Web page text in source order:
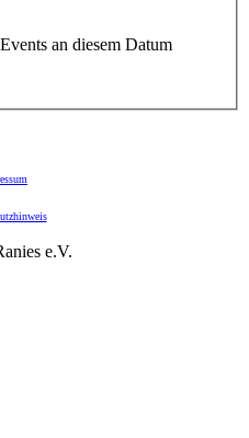
an diesem Datum
e.V.